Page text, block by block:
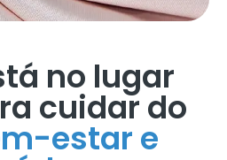
no lugar
cuidar do
estar e